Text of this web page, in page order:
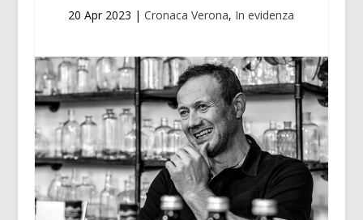
20 Apr 2023 |Cronaca Verona, In evidenza